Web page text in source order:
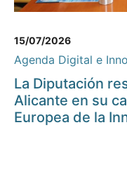
15/07/2026
Agenda Digital e
La Diputación
Alicante en su
Europea de la